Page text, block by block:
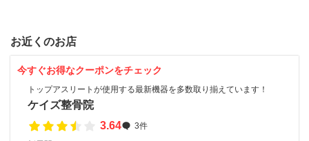
お近くのお店
今すぐお得なクーポンをチェック
トップアスリートが使用する最新機器を多数取り揃えています！
ケイズ整骨院
3.64
3件